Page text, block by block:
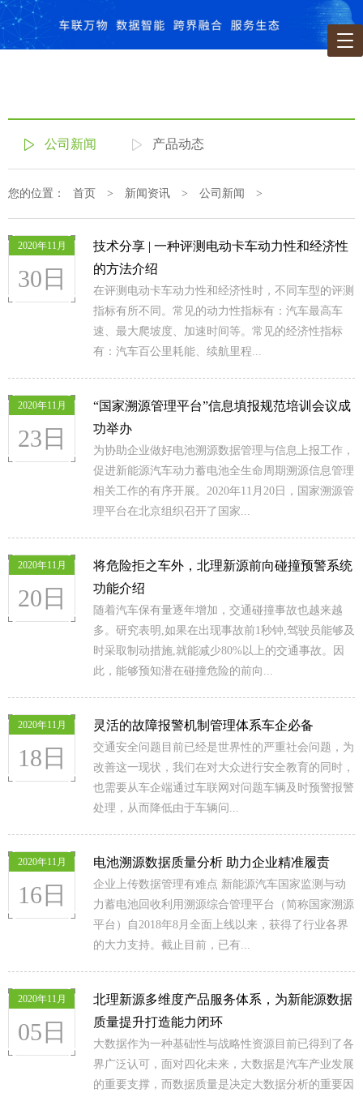
公司新闻 产品动态
您的位置： 首页 > 新闻资讯 > 公司新闻 >
2020年11月
30日
技术分享 | 一种评测电动卡车动力性和经济性
的方法介绍
在评测电动卡车动力性和经济性时，不同车型的评测
指标有所不同。常见的动力性指标有：汽车最高车
速、最大爬坡度、加速时间等。常见的经济性指标
有：汽车百公里耗能、续航里程...
2020年11月
23日
“国家溯源管理平台”信息填报规范培训会议成
功举办
为协助企业做好电池溯源数据管理与信息上报工作，
促进新能源汽车动力蓄电池全生命周期溯源信息管理
相关工作的有序开展。2020年11月20日，国家溯源管
理平台在北京组织召开了国家...
2020年11月
20日
将危险拒之车外，北理新源前向碰撞预警系统
功能介绍
随着汽车保有量逐年增加，交通碰撞事故也越来越
多。研究表明,如果在出现事故前1秒钟,驾驶员能够及
时采取制动措施,就能减少80%以上的交通事故。因
此，能够预知潜在碰撞危险的前向...
2020年11月
18日
灵活的故障报警机制管理体系车企必备
交通安全问题目前已经是世界性的严重社会问题，为
改善这一现状，我们在对大众进行安全教育的同时，
也需要从车企端通过车联网对问题车辆及时预警报警
处理，从而降低由于车辆问...
2020年11月
16日
电池溯源数据质量分析 助力企业精准履责
企业上传数据管理有难点 新能源汽车国家监测与动
力蓄电池回收利用溯源综合管理平台（简称国家溯源
平台）自2018年8月全面上线以来，获得了行业各界
的大力支持。截止目前，已有...
2020年11月
05日
北理新源多维度产品服务体系，为新能源数据
质量提升打造能力闭环
大数据作为一种基础性与战略性资源目前已得到了各
界广泛认可，面对四化未来，大数据是汽车产业发展
的重要支撑，而数据质量是决定大数据分析的重要因